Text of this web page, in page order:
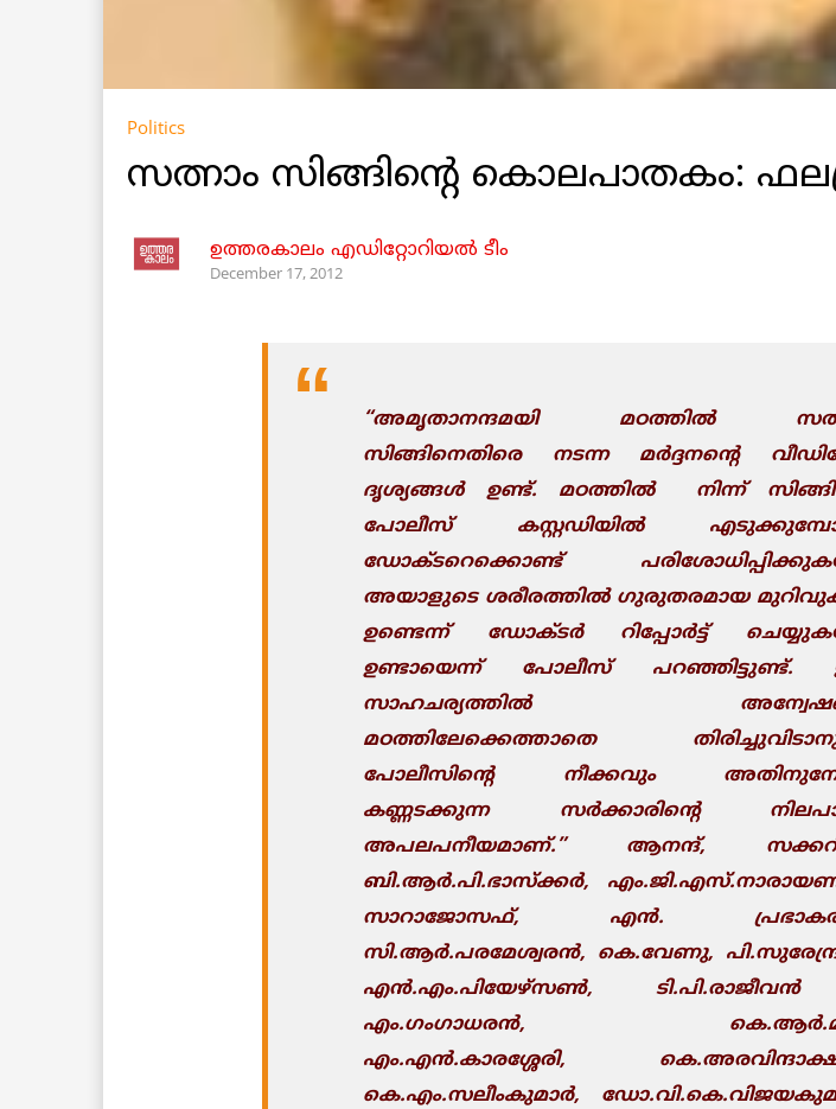
Politics
സത്നാം സിങ്ങിന്റെ കൊലപാതകം:
ഉത്തരകാലം എഡിറ്റോറിയല്‍ ടീം
December 17, 2012
“അമൃതാനന്ദമയി മഠത്തില്‍
സിങ്ങിനെതിരെ നടന്ന മര്‍ദ്ദനന്റെ
ദൃശ്യങ്ങള്‍ ഉണ്ട്. മഠത്തില്‍നിന്ന്
പോലീസ് കസ്റ്റഡിയില്‍
ഡോക്ടറെക്കൊണ്ട്
അയാളുടെ ശരീരത്തില്‍ ഗുരുതരമായ
ഉണ്ടെന്ന് ഡോക്ടര്‍ റിപ്പോര്‍ട്ട്
ഉണ്ടായെന്ന് പോലീസ്
സാഹചര്യത്തില്‍
മഠത്തിലേക്കെത്താതെ
പോലീസിന്റെ നീക്കവും
കണ്ണടക്കുന്ന സര്‍ക്കാരിന്റെ
അപലപനീയമാണ്.” ആനന്ദ്,
ബി.ആര്‍.പി.ഭാസ്ക്കര്‍,
സാറാജോസഫ്, എന്‍.
സി.ആര്‍.പരമേശ്വരന്‍, കെ.വേണു,
എന്‍.എം.പിയേഴ്സണ്‍, ടി.പി.രാജീവന്‍
എം.ഗംഗാധരന്‍,
എം.എന്‍.കാരശ്ശേരി,
കെ.എം.സലീംകുമാര്‍,